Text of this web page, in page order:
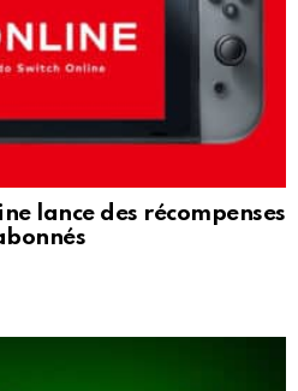
lance des récompenses